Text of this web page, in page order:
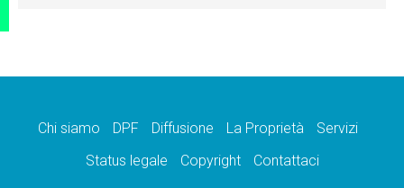
Chi siamo DPF Diffusione La Proprietà
Servizi
Status legale
Copyright Contattaci